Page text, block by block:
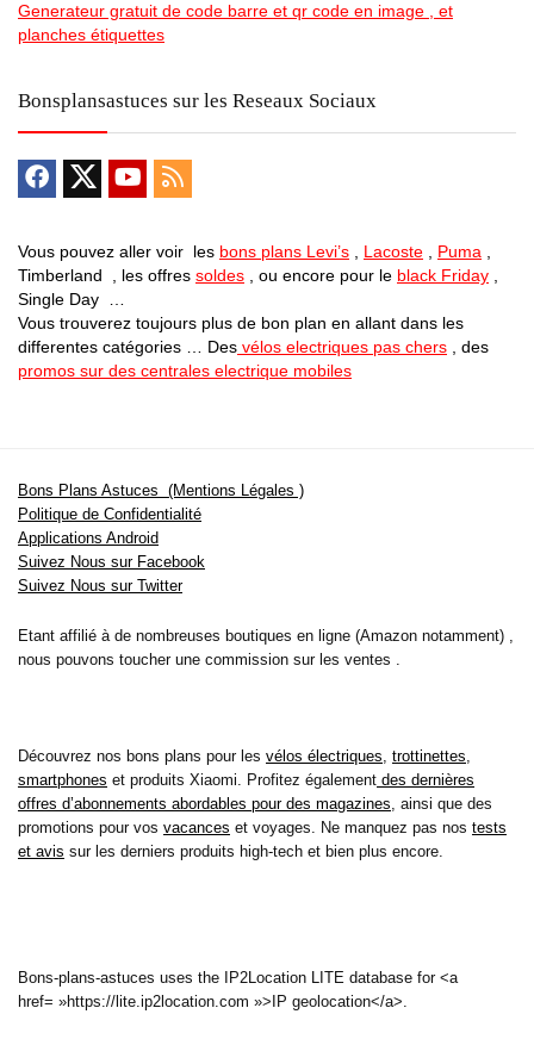
Generateur gratuit de code barre et qr code en image , et
planches étiquettes
Bonsplansastuces sur les Reseaux Sociaux
Vous pouvez aller voir les bons plans Levi’s Lacoste Puma
Timberland , les offres soldes , ou encore pour le black Friday
Single Day …
Vous trouverez toujours plus de bon plan en allant dans les
differentes catégories … Des vélos electriques pas chers , des
promos sur des centrales electrique mobiles
Bons Plans Astuces (Mentions Légales )
Politique de Confidentialité
Applications Android
Suivez Nous sur Facebook
Suivez Nous sur Twitter
Etant affilié à de nombreuses boutiques en ligne (Amazon notamment) ,
nous pouvons toucher une commission sur les ventes .
Découvrez nos bons plans pour les vélos électriques, trottinettes,
smartphones et produits Xiaomi. Profitez également des dernières
offres d’abonnements abordables pour des magazines, ainsi que des
promotions pour vos vacances et voyages. Ne manquez pas nos tests
et avis sur les derniers produits high-tech et bien plus encore.
Bons-plans-astuces uses the IP2Location LITE database for <a
href= »https://lite.ip2location.com »>IP geolocation</a>.